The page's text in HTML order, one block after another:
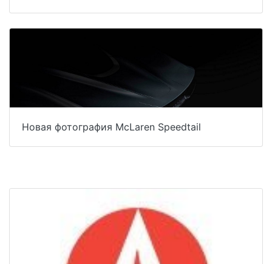
Новая фотография McLaren Speedtail